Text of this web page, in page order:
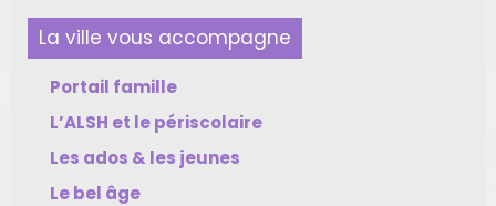
La ville vous accompagne
Portail famille
L’ALSH et le périscolaire
Les ados & les jeunes
Le bel âge